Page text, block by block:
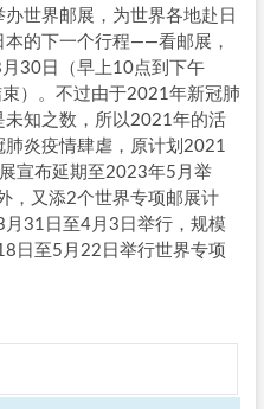
世界邮展，为世界各地赴日
的下一个行程——看邮展，
30日（早上10点到下午
）。不过由于2021年新冠肺
知之数，所以2021年的活
炎疫情肆虐，原计划2021
宣布延期至2023年5月举
，又添2个世界专项邮展计
31日至4月3日举行，规模
日至5月22日举行世界专项